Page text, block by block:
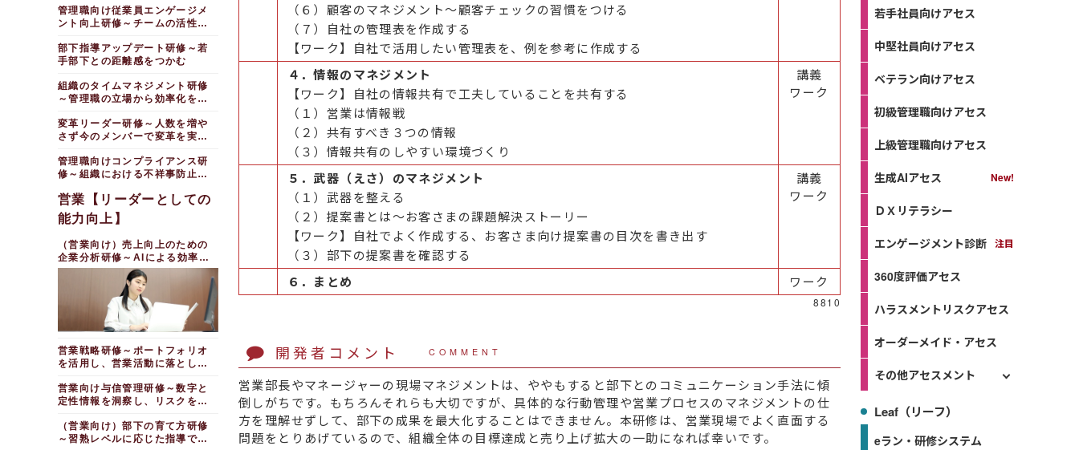
（６）顧客のマネジメント～顧客チェックの習慣をつける
（７）自社の管理表を作成する
【ワーク】自社で活用したい管理表を、例を参考に作成する
４．情報のマネジメント
【ワーク】自社の情報共有で工夫していることを共有する
（１）営業は情報戦
（２）共有すべき３つの情報
（３）情報共有のしやすい環境づくり
講義
ワーク
５．武器（えさ）のマネジメント
（１）武器を整える
（２）提案書とは～お客さまの課題解決ストーリー
【ワーク】自社でよく作成する、お客さま向け提案書の目次を書き出す
（３）部下の提案書を確認する
講義
ワーク
６．まとめ ワーク
8810
開発者コメント COMMENT
営業部長やマネージャーの現場マネジメントは、ややもすると部下とのコミュニケーション手法に傾
倒しがちです。もちろんそれらも大切ですが、具体的な行動管理や営業プロセスのマネジメントの仕
方を理解せずして、部下の成果を最大化することはできません。本研修は、営業現場でよく直面する
問題をとりあげているので、組織全体の目標達成と売り上げ拡大の一助になれば幸いです。
管理職向け従業員エンゲージメ
ント向上研修～チームの活性化
部下指導アップデート研修～若
手部下との距離感をつかむ
組織のタイムマネジメント研修
～管理職の立場から効率化を目
変革リーダー研修～人数を増や
さず今のメンバーで変革を実現
管理職向けコンプライアンス研
修～組織における不祥事防止
営業【リーダーとしての
能力向上】
（営業向け）売上向上のための
企業分析研修～AIによる効率化
（１日間）
営業戦略研修～ポートフォリオ
を活用し、営業活動に落とし込
営業向け与信管理研修～数字と
定性情報を洞察し、リスクを見
（営業向け）部下の育て方研修
～習熟レベルに応じた指導で早
若手社員向けアセス
中堅社員向けアセス
ベテラン向けアセス
初級管理職向けアセス
上級管理職向けアセス
生成AIアセス
ＤＸリテラシー
エンゲージメント診断
360度評価アセス
ハラスメントリスクアセス
オーダーメイド・アセス
その他アセスメント
Leaf（リーフ）
eラン・研修システム